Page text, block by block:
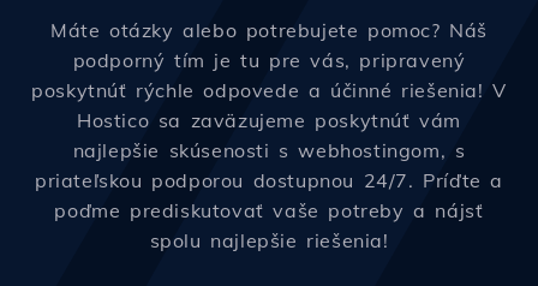
Máte otázky alebo potrebujete pomoc? Náš
podporný tím je tu pre vás, pripravený
poskytnúť rýchle odpovede a účinné riešenia! V
Hostico sa zaväzujeme poskytnúť vám
najlepšie skúsenosti s webhostingom, s
priateľskou podporou dostupnou 24/7. Príďte a
poďme prediskutovať vaše potreby a nájsť
spolu najlepšie riešenia!